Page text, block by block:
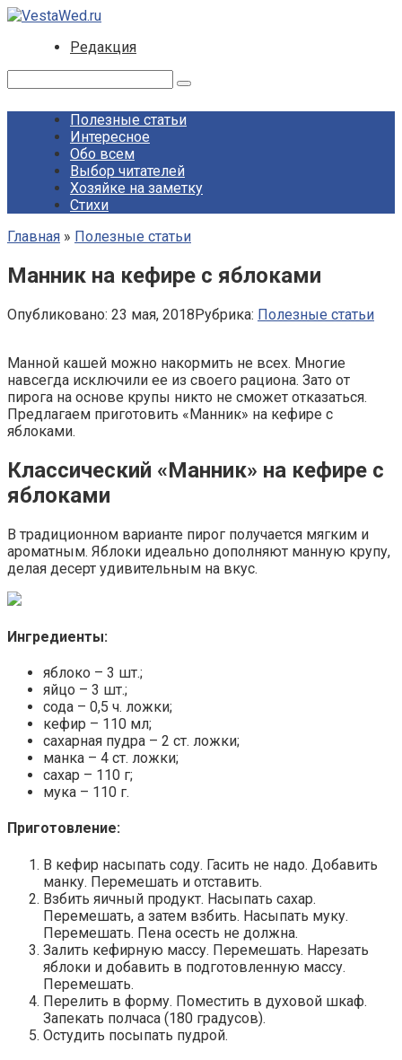
Перейти
контенту
Редакция
Полезные статьи
Интересное
Обо всем
Выбор читателей
Хозяйке на заметку
Стихи
Главная » Полезные статьи
Манник на кефире с яблоками
Опубликовано: 23 мая, 2018Рубрика: Полезные статьи
Манной кашей можно накормить не всех. Многие
навсегда исключили ее из своего рациона. Зато от
пирога на основе крупы никто не сможет отказаться.
Предлагаем приготовить «Манник» на кефире с
яблоками.
Классический «Манник» на кефире с
яблоками
В традиционном варианте пирог получается мягким и
ароматным. Яблоки идеально дополняют манную крупу,
делая десерт удивительным на вкус.
Ингредиенты:
яблоко – 3 шт.;
яйцо – 3 шт.;
сода – 0,5 ч. ложки;
кефир – 110 мл;
сахарная пудра – 2 ст. ложки;
манка – 4 ст. ложки;
сахар – 110 г;
мука – 110 г.
Приготовление:
В кефир насыпать соду. Гасить не надо. Добавить
манку. Перемешать и отставить.
Взбить яичный продукт. Насыпать сахар.
Перемешать, а затем взбить. Насыпать муку.
Перемешать. Пена осесть не должна.
Залить кефирную массу. Перемешать. Нарезать
яблоки и добавить в подготовленную массу.
Перемешать.
Перелить в форму. Поместить в духовой шкаф.
Запекать полчаса (180 градусов).
Остудить посыпать пудрой.